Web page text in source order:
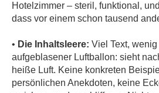
Hotelzimmer – steril, funktional,
dass vor einem schon tausend
• Die Inhaltsleere: Viel Text,
aufgeblasener Luftballon: sieht
heiße Luft. Keine konkreten
persönlichen Anekdoten, keine